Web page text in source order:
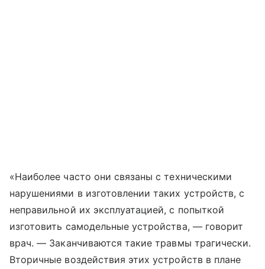
«Наиболее часто они связаны с техническими
нарушениями в изготовлении таких устройств, с
неправильной их эксплуатацией, с попыткой
изготовить самодельные устройства, — говорит
врач. — Заканчиваются такие травмы трагически.
Вторичные воздействия этих устройств в плане